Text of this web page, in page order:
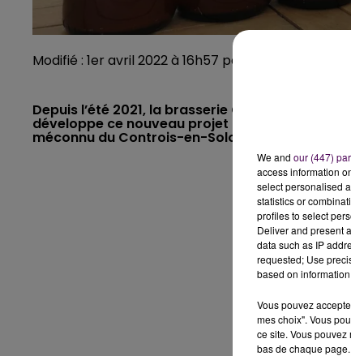
Modifié : 1er avril 2022 à 16h57 par Nicolas Terrien
Depuis l’été 2021, la brasserie Guillaume à
développe ce nouveau projet : la production
méconnu du Controis-en-Sologne.
We and our (447)
access information
select personalised
statistics or
profiles to select
Deliver and present
data such as IP
requested; Use
based on
Vous pouvez
mes choix". Vous
ce site. Vous
bas de chaque page.